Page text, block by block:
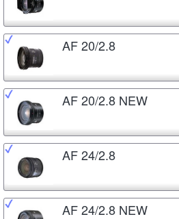
AF 20/2.8
AF 20/2.8 NEW
AF 24/2.8
AF 24/2.8 NEW